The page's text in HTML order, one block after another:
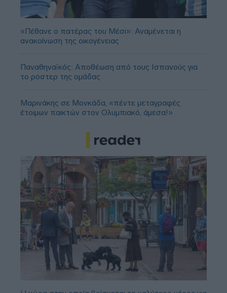
«Πέθανε ο πατέρας του Μέσι»: Αναμένεται η
ανακοίνωση της οικογένειας
Παναθηναϊκός: Αποθέωση από τους Ισπανούς για
το ρόστερ της ομάδας
Μαρινάκης σε Μονκάδα, «πέντε μεταγραφές
έτοιμων παικτών στον Ολυμπιακό, άμεσα!»